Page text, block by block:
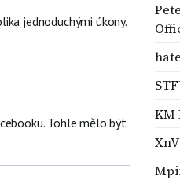
jednoduchými úkony.
Tohle mělo být
KM